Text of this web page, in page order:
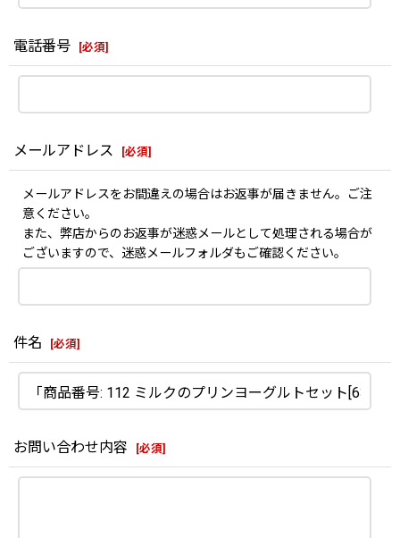
電話番号 [必須]
メールアドレス [必須]
メールアドレスをお間違えの場合はお返事が届きません。ご注
意ください。
また、弊店からのお返事が迷惑メールとして処理される場合が
ございますので、迷惑メールフォルダもご確認ください。
件名 [必須]
お問い合わせ内容 [必須]